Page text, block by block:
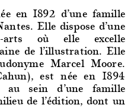
en 1892 d’une famille
Elle dispose d’une
arts où elle excelle
de l’illustration. Elle
Marcel Moore.
est née en 1894
sein d’une famille
de l’édition, dont un